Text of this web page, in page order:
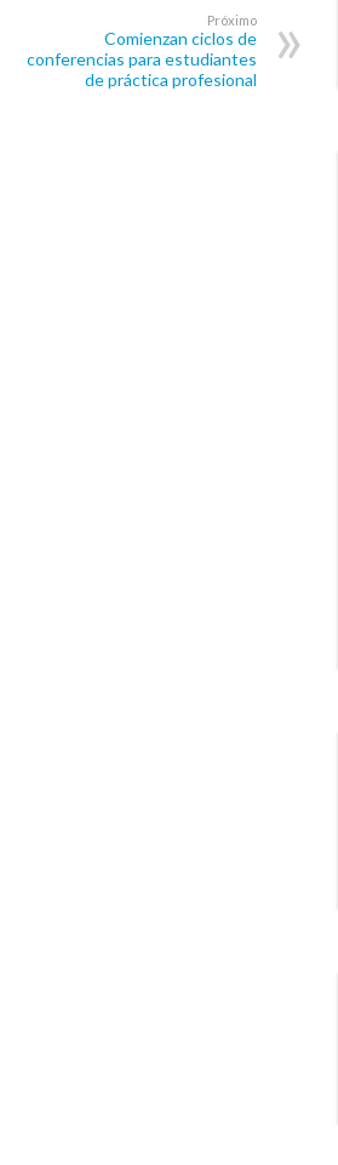
Próximo
Comienzan ciclos de
conferencias para estudiantes
de práctica profesional